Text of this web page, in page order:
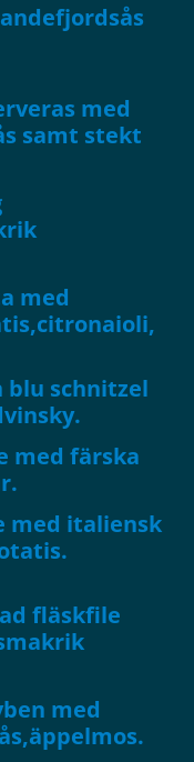
med
samt stekt
med
blu schnitzel
med färska
med italiensk
fläskfile
med